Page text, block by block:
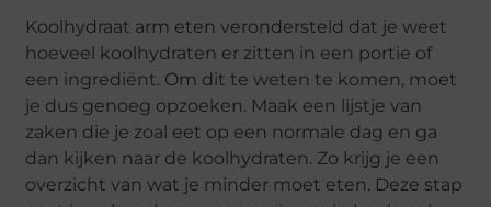
Koolhydraat arm eten verondersteld dat je weet
hoeveel koolhydraten er zitten in een portie of
een ingrediënt. Om dit te weten te komen, moet
je dus genoeg opzoeken. Maak een lijstje van
zaken die je zoal eet op een normale dag en ga
dan kijken naar de koolhydraten. Zo krijg je een
overzicht van wat je minder moet eten. Deze stap